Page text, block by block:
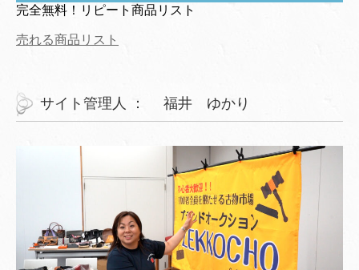
完全無料！リピート商品リスト
売れる商品リスト
サイト管理人 ： 福井 ゆかり